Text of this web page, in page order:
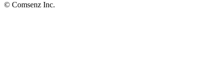
© Comsenz Inc.